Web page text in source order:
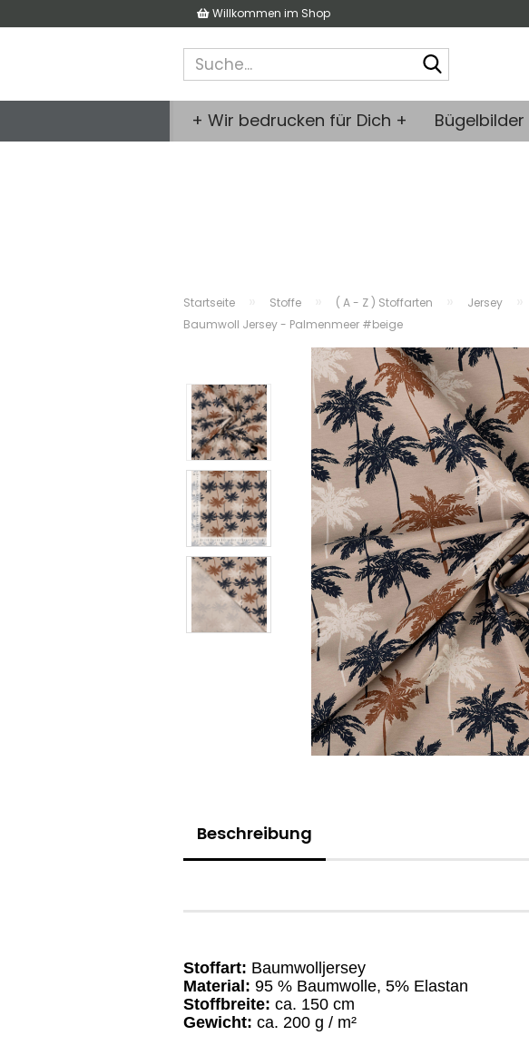
Willkommen im Shop
+ Wir bedrucken für Dich +
Startseite Stoffe ( A - Z ) Stoffarten Jersey
Baumwoll Jersey - Palmenmeer #beige
Beschreibung
Stoffart: Baumwolljersey
Material: 95 % Baumwolle, 5% Elastan
Stoffbreite: ca. 150 cm
Gewicht: ca. 200 g / m²